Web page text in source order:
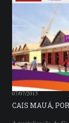
07/07/2015
CAIS MAUÁ,